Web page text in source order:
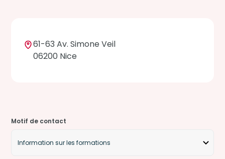
61-63 Av. Simone Veil
06200 Nice
Motif de contact